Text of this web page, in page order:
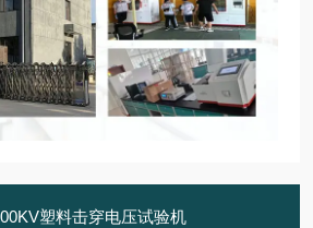
塑料击穿电压试验机